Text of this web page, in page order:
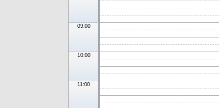
09:00
10:00
11:00